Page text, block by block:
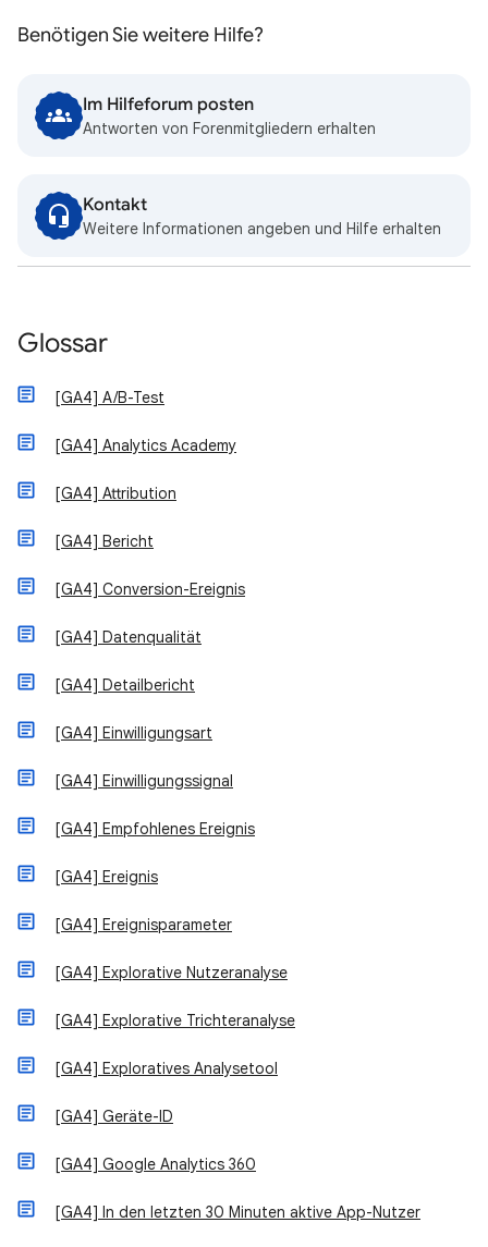
Benötigen Sie weitere Hilfe?
Im Hilfeforum posten
Antworten von Forenmitgliedern erhalten
Kontakt
Weitere Informationen angeben und Hilfe erhalten
Glossar
[GA4] A/B-Test
[GA4] Analytics Academy
[GA4] Attribution
[GA4] Bericht
[GA4] Conversion-Ereignis
[GA4] Datenqualität
[GA4] Detailbericht
[GA4] Einwilligungsart
[GA4] Einwilligungssignal
[GA4] Empfohlenes Ereignis
[GA4] Ereignis
[GA4] Ereignisparameter
[GA4] Explorative Nutzeranalyse
[GA4] Explorative Trichteranalyse
[GA4] Exploratives Analysetool
[GA4] Geräte-ID
[GA4] Google Analytics 360
[GA4] In den letzten 30 Minuten aktive App-Nutzer